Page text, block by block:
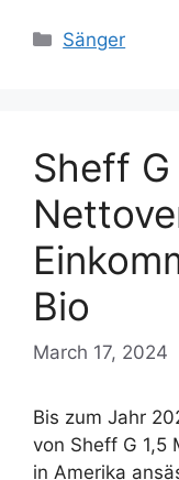
Categories
Sänger
Sheff G
Bio
March 17, 2024
Bis zum Jahr
von Sheff G 1,5
in Amerika